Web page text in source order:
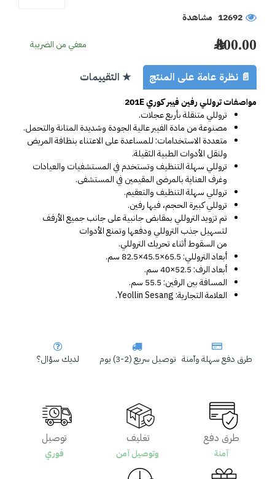
12692 مشاهدة
800.00 ﷼ معفي من الضريبة
طرق دفع سهلة وآمنة توصيل سريع (2-3) يوم لديك سؤال؟
📄 نظرة عامة على المنتج ★ التقييمات
مواصفات تروللي رفين فيبر كوري 201E
تروللي متنقلة بأربع عجلات.
مصنوعة من مادة الفيبر عالية الجودة وشديدة المتانة والتحمل.
ولنقل الأدوات الطبية الثقيلة.
وغرف العناية بالمرضى المقيمين في المستشفى.
تروللي سهلة التنظيف والتعقيم.
تروللي كبيرة الحجم، فيها رفين.
لتسهيل جذب التروللي ودفعها وتمنع الأدوات
من السقوط أثناء تحريك التروللي.
أبعاد التروللي: 65.5×45.5×82.5 سم.
أبعاد الرف: 52.5×40 سم.
المسافة بين الرفين: 55.5 سم.
العلامة التجارية: Yeollin Sesang.
طرق دفع
آمنة
تغليف
وتوصيل آمن
توصيل
فوري